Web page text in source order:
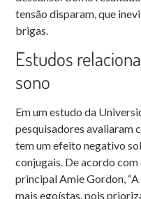
tensão disparam, que
brigas.
Estudos
sono
Em um estudo da
pesquisadores avaliaram
tem um efeito negativo
conjugais. De acordo
principal Amie Gordon,
mais egoístas, pois